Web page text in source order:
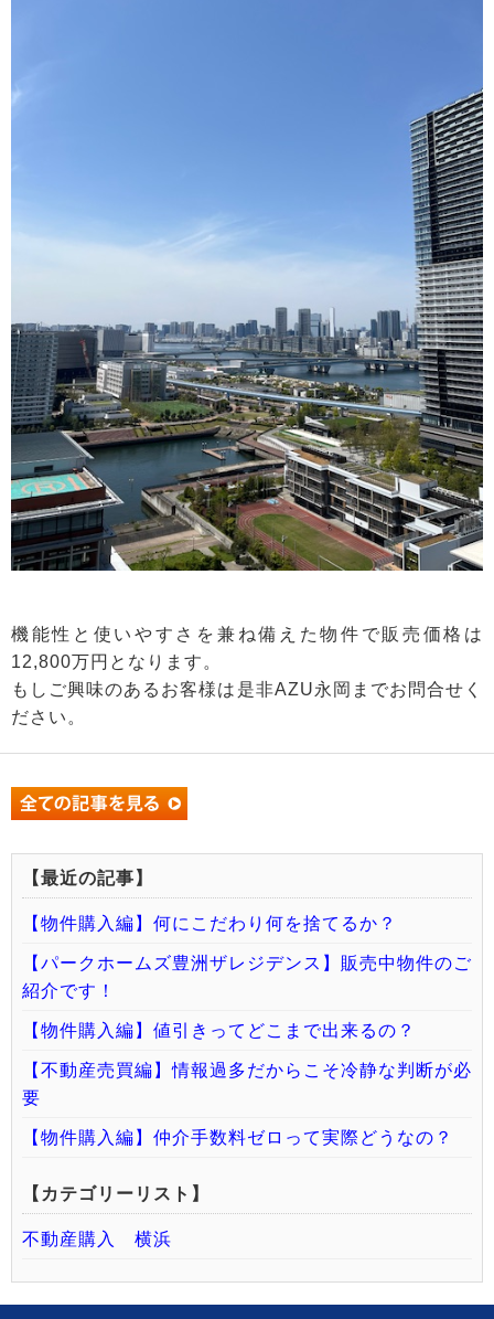
機能性と使いやすさを兼ね備えた物件で販売価格は
12,800万円となります。
もしご興味のあるお客様は是非AZU永岡までお問合せく
ださい。
【最近の記事】
【物件購入編】何にこだわり何を捨てるか？
【パークホームズ豊洲ザレジデンス】販売中物件のご
紹介です！
【物件購入編】値引きってどこまで出来るの？
【不動産売買編】情報過多だからこそ冷静な判断が必
要
【物件購入編】仲介手数料ゼロって実際どうなの？
【カテゴリーリスト】
不動産購入 横浜